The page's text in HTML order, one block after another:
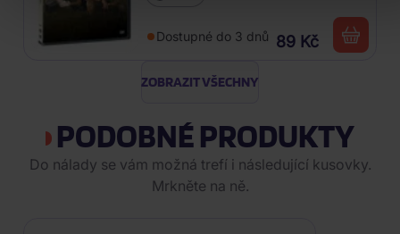
Dostupné do 3 dnů 89 Kč
ZOBRAZIT VŠECHNY
PODOBNÉ PRODUKTY
Do nálady se vám možná trefí i následující kusovky.
Mrkněte na ně.